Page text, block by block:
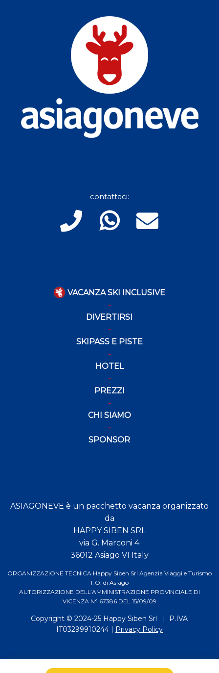
contattaci:
VACANZA SKI INCLUSIVE
DIVERTIRSI
SKIPASS E PISTE
HOTEL
PREZZI
CHI SIAMO
SPONSOR
ASIAGONEVE è un pacchetto vacanza organizzato
da
HAPPY SIBEN SRL
via G. Marconi 4
36012 Asiago VI Italy
ORGANIZZAZIONE TECNICA Happy Siben Srl Agenzia Viaggi e Turismo
T.O. di Asiago
AUTORIZZAZIONE DELL’AMMINISTRAZIONE PROVINCIALE DI
VICENZA N° 67386 DEL 15/09/09
Copyright © 2024-25 Happy Siben Srl | P.IVA
IT03299910244 | Privacy Policy